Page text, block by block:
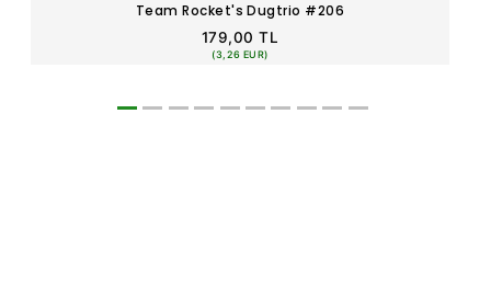
Team Rocket's Dugtrio #206
179,00 TL
(3,26 EUR)